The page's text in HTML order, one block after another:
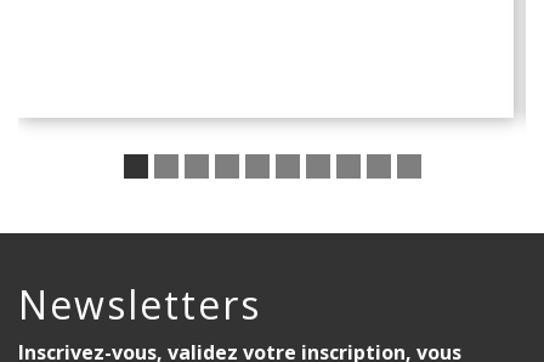
Newsletters
Inscrivez-vous, validez votre inscription, vous